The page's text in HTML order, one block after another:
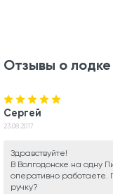
Отзывы о
Сергей
23.08.2017
Здравствуйте!
В Волгодонске на одну
оперативно работаете.
ручку?